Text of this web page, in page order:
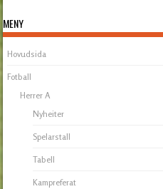
Post navigation
MENY
Hovudsida
Fotball
Herrer A
Nyheiter
Spelarstall
Tabell
Kampreferat